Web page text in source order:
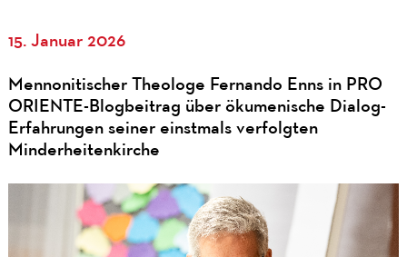
15. Januar 2026
Mennonitischer Theologe Fernando Enns in PRO
ORIENTE-Blogbeitrag über ökumenische Dialog-
Erfahrungen seiner einstmals verfolgten
Minderheitenkirche